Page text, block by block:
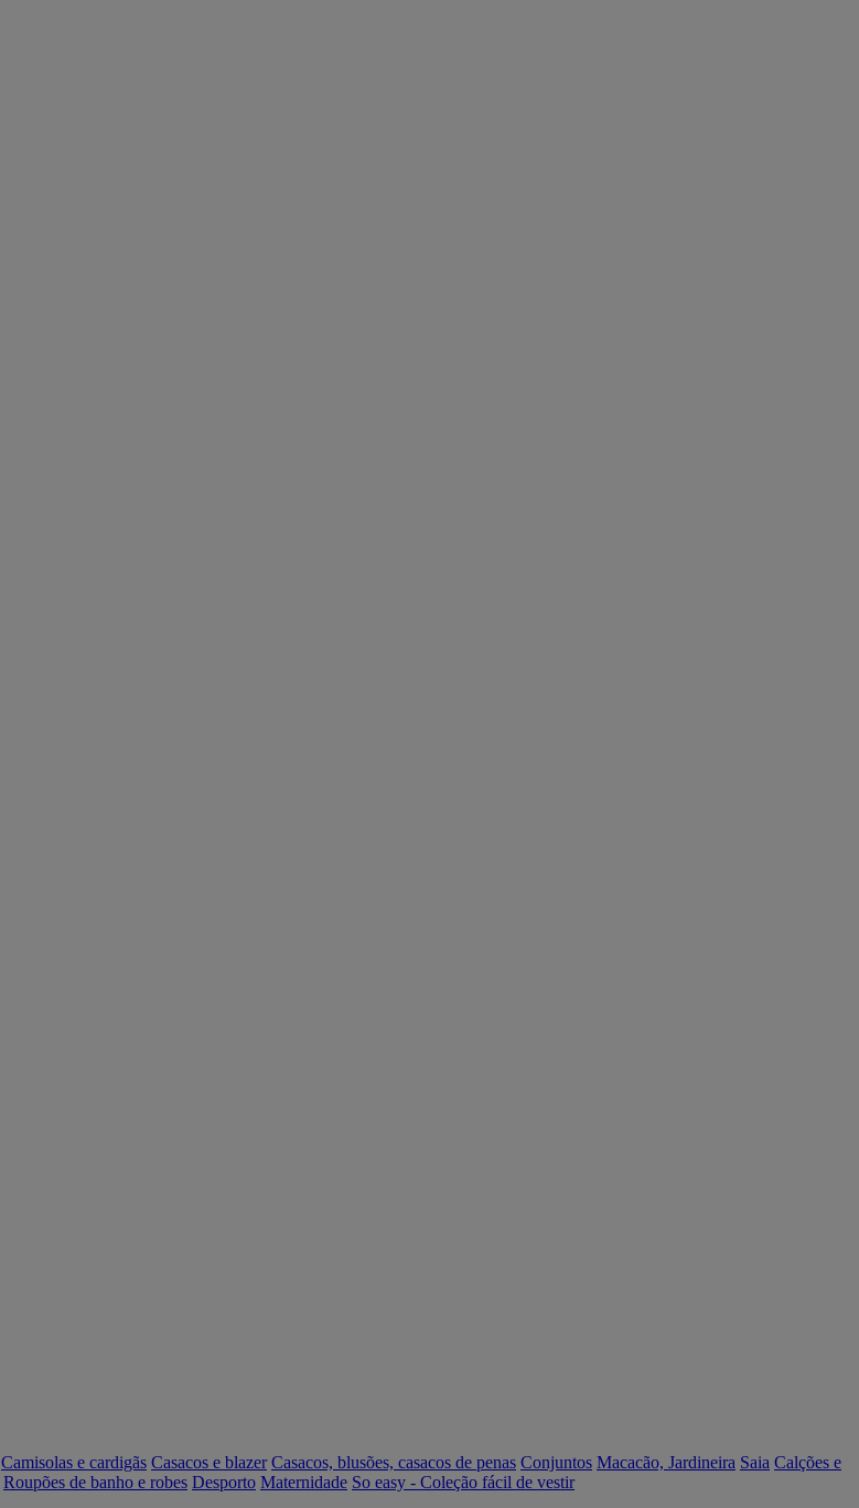
Camisolas e cardigãs Casacos e blazer Casacos, blusões, casacos de penas Conjuntos Macacão, Jardineira Saia Calções e
Roupões de banho e robes Desporto Maternidade So easy - Coleção fácil de vestir